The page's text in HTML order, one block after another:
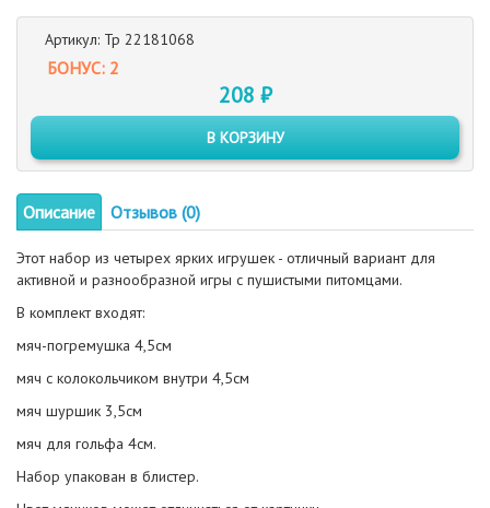
Артикул: Тр 22181068
БОНУС: 2
208 ₽
В КОРЗИНУ
Описание Отзывов (0)
Этот набор из четырех ярких игрушек - отличный вариант для
активной и разнообразной игры с пушистыми питомцами.
В комплект входят:
мяч-погремушка 4,5см
мяч с колокольчиком внутри 4,5см
мяч шуршик 3,5см
мяч для гольфа 4см.
Набор упакован в блистер.